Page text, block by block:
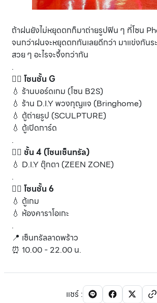
ถ้าฝนยังไม่หยุดตกก็มาถ่ายรูปฟิน ๆ ที่โซน
จนกว่าฝนจะหยุดตกกันเลยดีกว่า มาแข่งกัน
สวย ๆ อะไรจะจึ้งกว่ากัน
.
👉🏻 โซนชั้น G
💧 ร้านบอร์ดเกม (โซน B2S)
💧 ร้าน D.I.Y พวงกุญแจ (Bringhome)
💧 ตู้ถ่ายรูป (SCULPTURE)
💧 ตู้เปิดการ์ด
.
👉🏻 ชั้น 4 (โซนเซ็นทรัล)
💧 D.I.Y ตุ๊กตา (ZEEN ZONE)
.
👉🏻 โซนชั้น 6
💧 ตู้เกม
💧 ห้องคาราโอเกะ
.
📍 เซ็นทรัลลาดพร้าว
⏰ 10.00 - 22.00 น.
แชร์: